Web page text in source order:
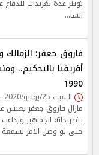
تويتر عدة تغريدات
السا…
فاروق جعفر:
أفريقيا بالتحكيم..
1990
السبت 25/يوليو/2020 - 12:33 ص
مازال فاروق جعفر يعيش
بتصريحاته الجماهير
حتى لو وصل الأمر لسمعة